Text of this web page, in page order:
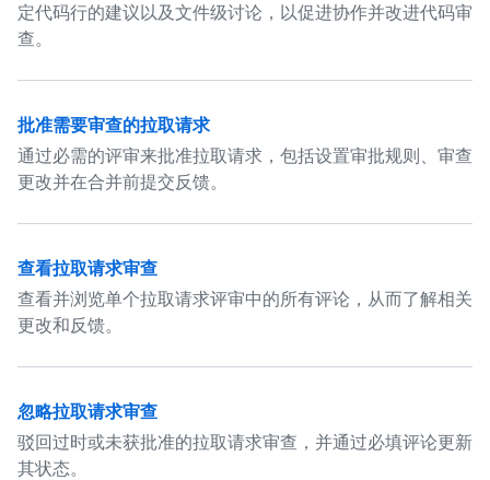
定代码行的建议以及文件级讨论，以促进协作并改进代码审
查。
批准需要审查的拉取请求
通过必需的评审来批准拉取请求，包括设置审批规则、审查
更改并在合并前提交反馈。
查看拉取请求审查
查看并浏览单个拉取请求评审中的所有评论，从而了解相关
更改和反馈。
忽略拉取请求审查
驳回过时或未获批准的拉取请求审查，并通过必填评论更新
其状态。